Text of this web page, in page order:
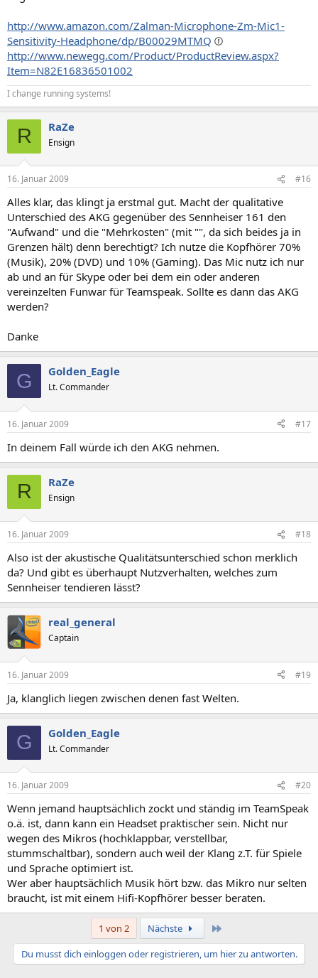
http://www.amazon.com/Zalman-Microphone-Zm-Mic1-
Sensitivity-Headphone/dp/B00029MTMQ
http://www.newegg.com/Product/ProductReview.aspx?
Item=N82E16836501002
I change running systems!
R RaZe
Ensign
16. Januar 2009 #16
Alles klar, das klingt ja erstmal gut. Macht der qualitative
Unterschied des AKG gegenüber des Sennheiser 161 den
"Aufwand" und die "Mehrkosten" (mit "", da sich beides ja in
Grenzen hält) denn berechtigt? Ich nutze die Kopfhörer 70%
(Musik), 20% (DVD) und 10% (Gaming). Das Mic nutz ich nur
ab und an für Skype oder bei dem ein oder anderen
vereinzelten Funwar für Teamspeak. Sollte es dann das AKG
werden?
Danke
G Golden_Eagle
Lt. Commander
16. Januar 2009 #17
In deinem Fall würde ich den AKG nehmen.
R RaZe
Ensign
16. Januar 2009 #18
Also ist der akustische Qualitätsunterschied schon merklich
da? Und gibt es überhaupt Nutzverhalten, welches zum
Sennheiser tendieren lässt?
real_general
Captain
16. Januar 2009 #19
Ja, klanglich liegen zwischen denen fast Welten.
G Golden_Eagle
Lt. Commander
16. Januar 2009 #20
Wenn jemand hauptsächlich zockt und ständig im TeamSpeak
o.ä. ist, dann kann ein Headset praktischer sein. Nicht nur
wegen des Mikros (hochklappbar, verstellbar,
stummschaltbar), sondern auch weil der Klang z.T. für Spiele
und Sprache optimiert ist.
Wer aber hauptsächlich Musik hört bzw. das Mikro nur selten
braucht, ist mit einem Hifi-Kopfhörer besser beraten.
1 von 2 Nächste
Du musst dich einloggen oder registrieren, um hier zu antworten.